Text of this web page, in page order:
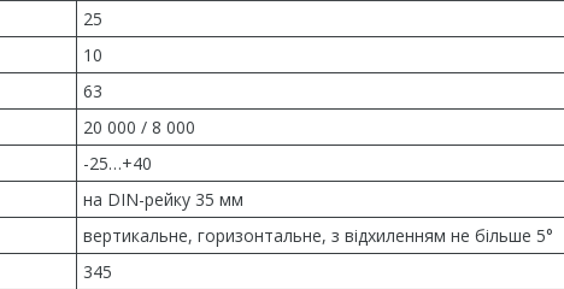
25
10
63
20 000 / 8 000
-25…+40
на DIN-рейку 35 мм
вертикальне, горизонтальне, з відхиленням не більше 5°
345